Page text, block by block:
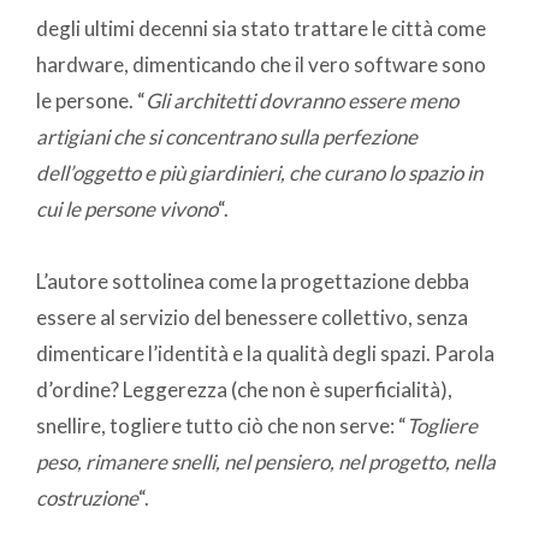
degli ultimi decenni sia stato trattare le città come
hardware, dimenticando che il vero software sono
le persone. “Gli architetti dovranno essere meno
artigiani che si concentrano sulla perfezione
dell’oggetto e più giardinieri, che curano lo spazio in
cui le persone vivono“.
L’autore sottolinea come la progettazione debba
essere al servizio del benessere collettivo, senza
dimenticare l’identità e la qualità degli spazi. Parola
d’ordine? Leggerezza (che non è superficialità),
snellire, togliere tutto ciò che non serve: “Togliere
peso, rimanere snelli, nel pensiero, nel progetto, nella
costruzione“.